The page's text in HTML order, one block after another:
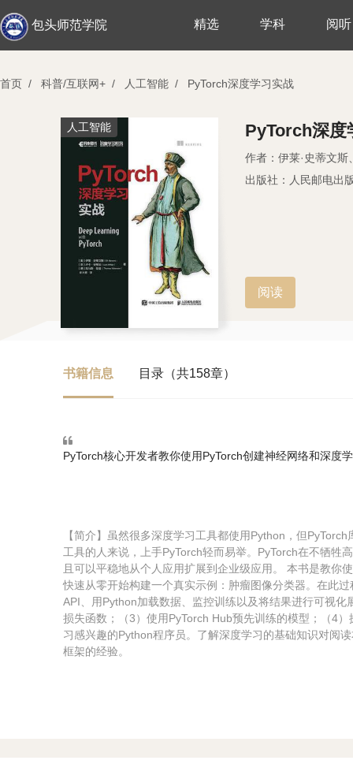
精选 学科 阅听
包头师范学院
首页 / 科普/互联网+ / 人工智能 / PyTorch深度学习实战
人工智能 PyTorch深度
作者：伊莱·史蒂文斯
出版社：人民邮电出
阅读
书籍信息 目录（共158章）
PyTorch核心开发者教你使用PyTorch创建神经网络和深度
【简介】虽然很多深度学习工具都使用Python，但
工具的人来说，上手PyTorch轻而易举。PyTorch在不牺牲
且可以平稳地从个人应用扩展到企业级应用。 本书是教你
快速从零开始构建一个真实示例：肿瘤图像分类器。在此
API、用Python加载数据、监控训练以及将结果进行可视
损失函数；（3）使用PyTorch Hub预先训练的模型；（4
习感兴趣的Python程序员。了解深度学习的基础知识对阅
框架的经验。